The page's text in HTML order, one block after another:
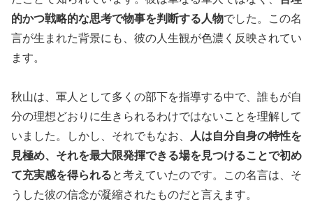
的かつ戦略的な思考で物事を判断する人物でした。この名
言が生まれた背景にも、彼の人生観が色濃く反映されてい
ます。
秋山は、軍人として多くの部下を指導する中で、誰もが自
分の理想どおりに生きられるわけではないことを理解して
いました。しかし、それでもなお、
人は自分自身の特性を
見極め、それを最大限発揮できる場を見つけることで初め
て充実感を得られると考えていたのです。この名言は、そ
うした彼の信念が凝縮されたものだと言えます。